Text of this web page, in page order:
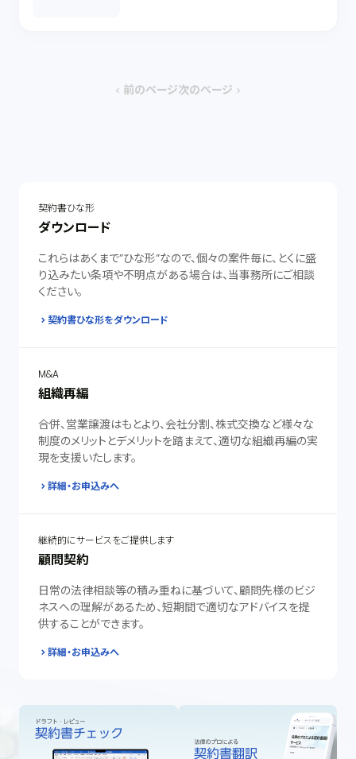
chevron_left 前のページ次のページ chevron_right
契約書ひな形
ダウンロード
これらはあくまで”ひな形”なので、個々の案件毎に、とくに盛
り込みたい条項や不明点がある場合は、当事務所にご相談
ください。
契約書ひな形をダウンロード
M&A
組織再編
合併、営業譲渡はもとより、会社分割、株式交換など様々な
制度のメリットとデメリットを踏まえて、適切な組織再編の実
現を支援いたします。
詳細・お申込みへ
継続的にサービスをご提供します
顧問契約
日常の法律相談等の積み重ねに基づいて、顧問先様のビジ
ネスへの理解があるため、短期間で適切なアドバイスを提
供することができます。
詳細・お申込みへ